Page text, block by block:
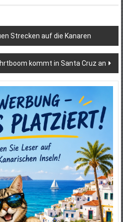
Strecken auf die Kanaren
kommt in Santa Cruz an